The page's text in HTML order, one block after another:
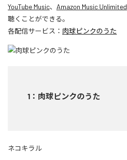
YouTube Music、 Amazon Music Unlimited
聴くことができる。
各配信サービス： 肉球ピンクのうた
1 ： 肉球ピンクのうた
ネコキラル